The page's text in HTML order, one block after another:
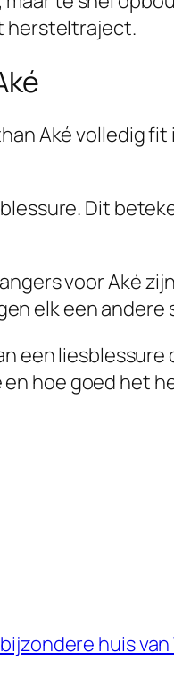
hersteltraject.
Aké volledig fit
Dit
voor Aké zijn
elk een andere
een liesblessure
en hoe goed het
huis